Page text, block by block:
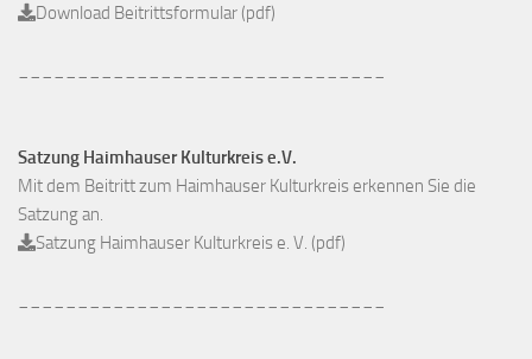
Download Beitrittsformular (pdf)
Satzung Haimhauser Kulturkreis e.V.
Mit dem Beitritt zum Haimhauser Kulturkreis erkennen Sie die
Satzung an.
Satzung Haimhauser Kulturkreis e. V. (pdf)